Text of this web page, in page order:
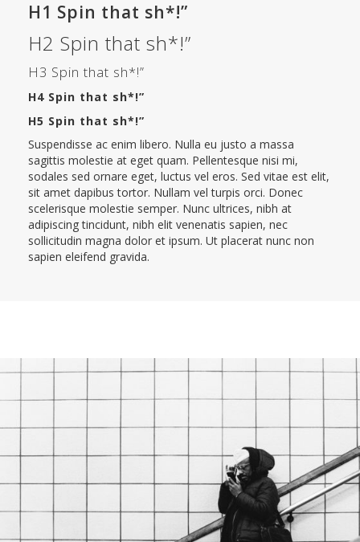
H1 Spin that sh*!”
H2 Spin that sh*!”
H3 Spin that sh*!”
H4 Spin that sh*!”
H5 Spin that sh*!”
Suspendisse ac enim libero. Nulla eu justo a massa
sagittis molestie at eget quam. Pellentesque nisi mi,
sodales sed ornare eget, luctus vel eros. Sed vitae est elit,
sit amet dapibus tortor. Nullam vel turpis orci. Donec
scelerisque molestie semper. Nunc ultrices, nibh at
adipiscing tincidunt, nibh elit venenatis sapien, nec
sollicitudin magna dolor et ipsum. Ut placerat nunc non
sapien eleifend gravida.